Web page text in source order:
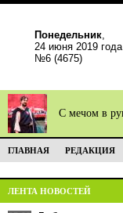
Понедельник,
24 июня 2019 года
№6 (4675)
С мечом в
ГЛАВНАЯ РЕДАКЦИЯ
ЛЕНТА НОВОСТЕЙ